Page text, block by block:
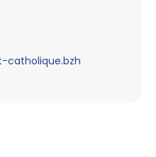
catholique.bzh